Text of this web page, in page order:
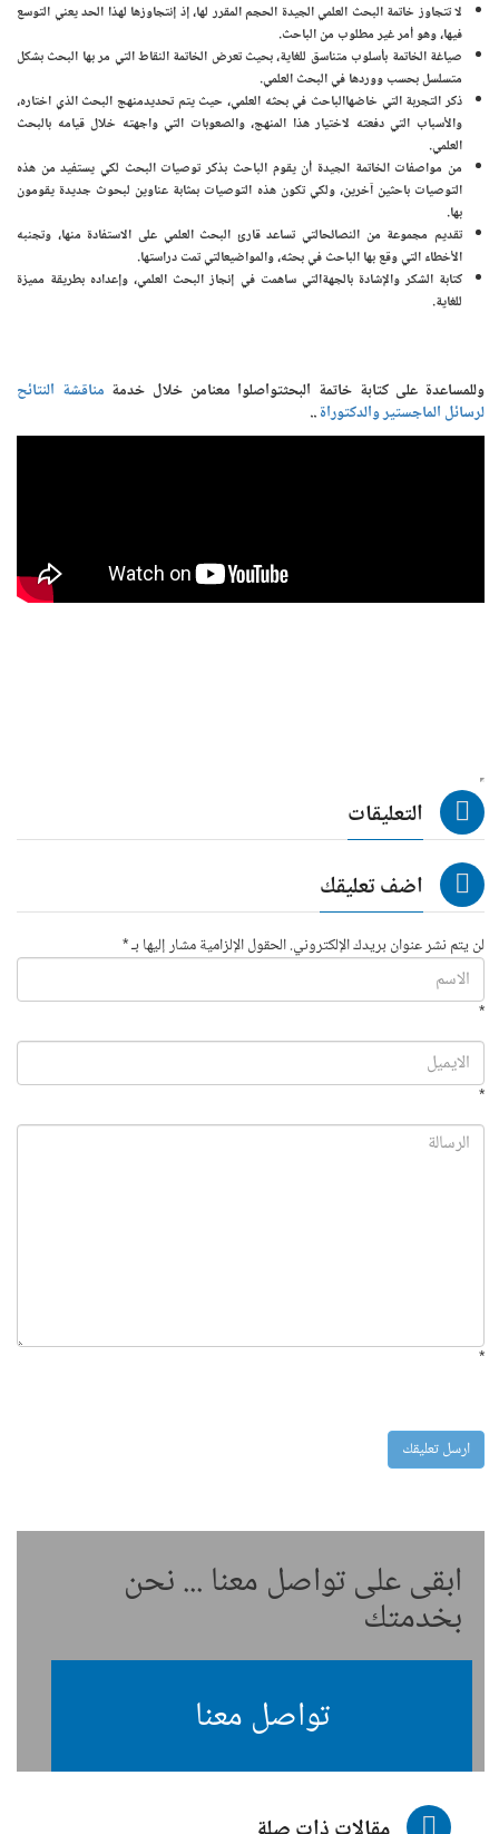
لا تتجاوز خاتمة البحث العلمي الجيدة الحجم المقرر لها، إذ إنتجاوزها لهذا الحد يعني التوسع
فيها، وهو أمر غير مطلوب من الباحث.
صياغة الخاتمة بأسلوب متناسق للغاية، بحيث تعرض الخاتمة النقاط التي مر بها البحث بشكل
متسلسل بحسب ووردها في البحث العلمي.
ذكر التجربة التي خاضهاالباحث في بحثه العلمي، حيث يتم تحديدمنهج البحث الذي اختاره،
والأسباب التي دفعته لاختيار هذا المنهج، والصعوبات التي واجهته خلال قيامه بالبحث
العلمي.
من مواصفات الخاتمة الجيدة أن يقوم الباحث بذكر توصيات البحث لكي يستفيد من هذه
التوصيات باحثين آخرين، ولكي تكون هذه التوصيات بمثابة عناوين لبحوث جديدة يقومون
بها.
تقديم مجموعة من النصائحالتي تساعد قارئ البحث العلمي على الاستفادة منها، وتجنبه
الأخطاء التي وقع بها الباحث في بحثه، والمواضيعالتي تمت دراستها.
كتابة الشكر والإشادة بالجهةالتي ساهمت في إنجاز البحث العلمي، وإعداده بطريقة مميزة
للغاية.
وللمساعدة على كتابة خاتمة البحثتواصلوا معنامن خلال خدمة مناقشة النتائح
لرسائل الماجستير والدكتوراة..
التعليقات
اضف تعليقك
لن يتم نشر عنوان بريدك الإلكتروني. الحقول الإلزامية مشار إليها بـ *
*
*
*
ابقى على تواصل معنا ... نحن
بخدمتك
تواصل معنا